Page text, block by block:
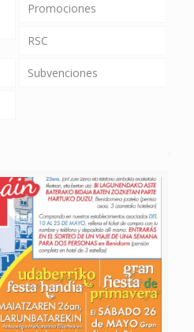
Promociones
RSC
Subvenciones